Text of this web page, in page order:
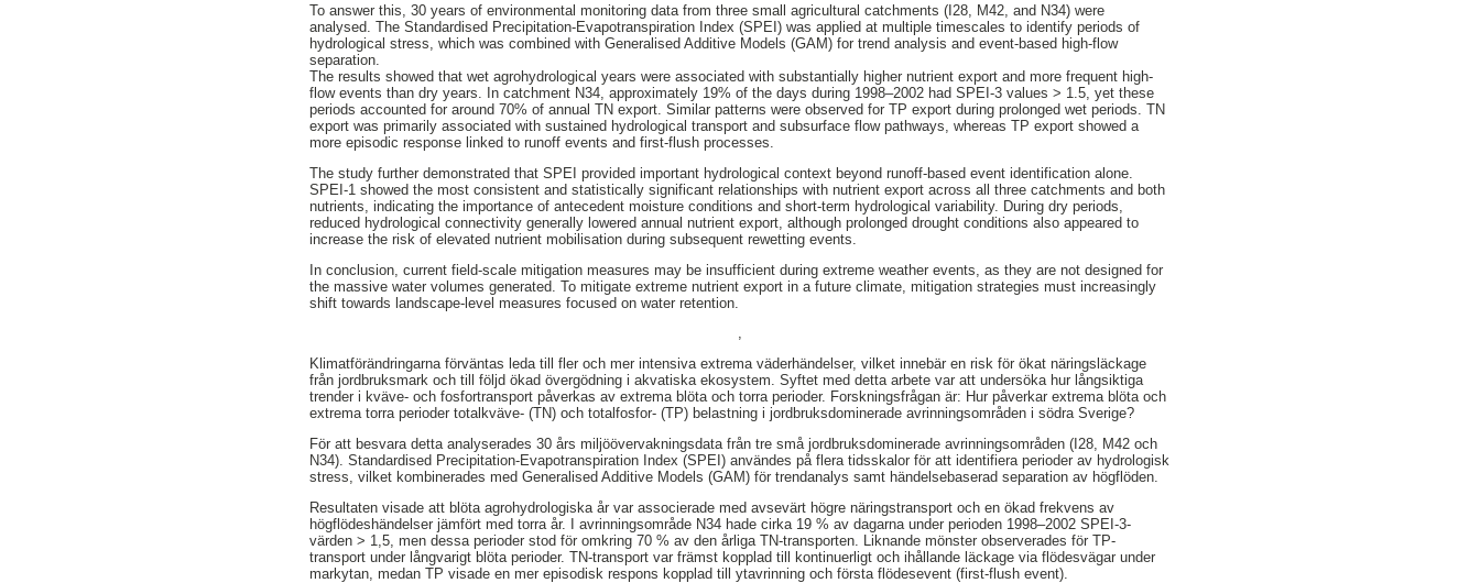
To answer this, 30 years of environmental monitoring data from three small agricultural catchments (I28, M42, and N34) were
analysed. The Standardised Precipitation-Evapotranspiration Index (SPEI) was applied at multiple timescales to identify periods of
hydrological stress, which was combined with Generalised Additive Models (GAM) for trend analysis and event-based high-flow
separation.
The results showed that wet agrohydrological years were associated with substantially higher nutrient export and more frequent high-
flow events than dry years. In catchment N34, approximately 19% of the days during 1998–2002 had SPEI-3 values > 1.5, yet these
periods accounted for around 70% of annual TN export. Similar patterns were observed for TP export during prolonged wet periods. TN
export was primarily associated with sustained hydrological transport and subsurface flow pathways, whereas TP export showed a
more episodic response linked to runoff events and first-flush processes.
The study further demonstrated that SPEI provided important hydrological context beyond runoff-based event identification alone.
SPEI-1 showed the most consistent and statistically significant relationships with nutrient export across all three catchments and both
nutrients, indicating the importance of antecedent moisture conditions and short-term hydrological variability. During dry periods,
reduced hydrological connectivity generally lowered annual nutrient export, although prolonged drought conditions also appeared to
increase the risk of elevated nutrient mobilisation during subsequent rewetting events.
In conclusion, current field-scale mitigation measures may be insufficient during extreme weather events, as they are not designed for
the massive water volumes generated. To mitigate extreme nutrient export in a future climate, mitigation strategies must increasingly
shift towards landscape-level measures focused on water retention.
,
Klimatförändringarna förväntas leda till fler och mer intensiva extrema väderhändelser, vilket innebär en risk för ökat näringsläckage
från jordbruksmark och till följd ökad övergödning i akvatiska ekosystem. Syftet med detta arbete var att undersöka hur långsiktiga
trender i kväve- och fosfortransport påverkas av extrema blöta och torra perioder. Forskningsfrågan är: Hur påverkar extrema blöta och
extrema torra perioder totalkväve- (TN) och totalfosfor- (TP) belastning i jordbruksdominerade avrinningsområden i södra Sverige?
För att besvara detta analyserades 30 års miljöövervakningsdata från tre små jordbruksdominerade avrinningsområden (I28, M42 och
N34). Standardised Precipitation-Evapotranspiration Index (SPEI) användes på flera tidsskalor för att identifiera perioder av hydrologisk
stress, vilket kombinerades med Generalised Additive Models (GAM) för trendanalys samt händelsebaserad separation av högflöden.
Resultaten visade att blöta agrohydrologiska år var associerade med avsevärt högre näringstransport och en ökad frekvens av
högflödeshändelser jämfört med torra år. I avrinningsområde N34 hade cirka 19 % av dagarna under perioden 1998–2002 SPEI-3-
värden > 1,5, men dessa perioder stod för omkring 70 % av den årliga TN-transporten. Liknande mönster observerades för TP-
transport under långvarigt blöta perioder. TN-transport var främst kopplad till kontinuerligt och ihållande läckage via flödesvägar under
markytan, medan TP visade en mer episodisk respons kopplad till ytavrinning och första flödesevent (first-flush event).